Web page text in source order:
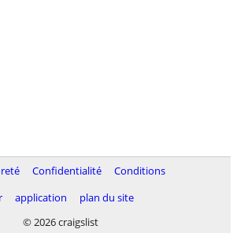
Confidentialité
Conditions
application
plan du site
© 2026 craigslist